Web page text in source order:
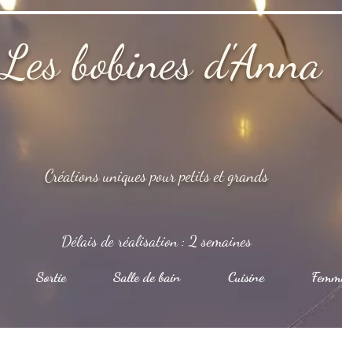
Les bobines d'Anna
Créations uniques pour petits et grands
Délais de réalisation : 2 semaines
Sortie Salle de bain Cuisine